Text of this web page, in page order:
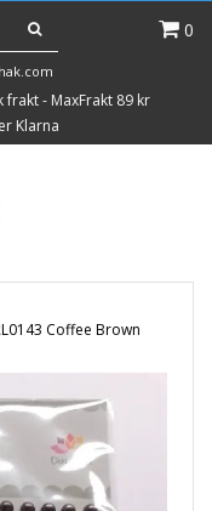
0
frakt - MaxFrakt 89 kr
Klarna
Coffee Brown